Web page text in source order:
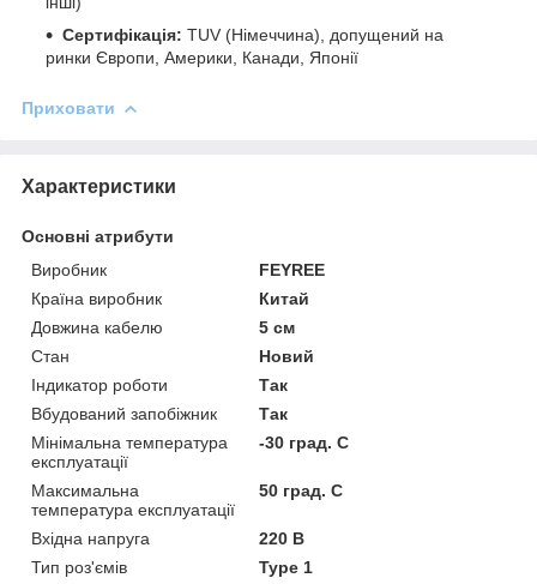
Сертифікація: TUV (Німеччина), допущений на
ринки Європи, Америки, Канади, Японії
Приховати
Характеристики
Основні атрибути
Виробник
FEYREE
Країна виробник
Китай
Довжина кабелю
5 см
Стан
Новий
Індикатор роботи
Так
Вбудований запобіжник
Так
Мінімальна температура
експлуатації
-30 град. C
Максимальна
температура експлуатації
50 град. C
Вхідна напруга
220 В
Тип роз'ємів
Type 1